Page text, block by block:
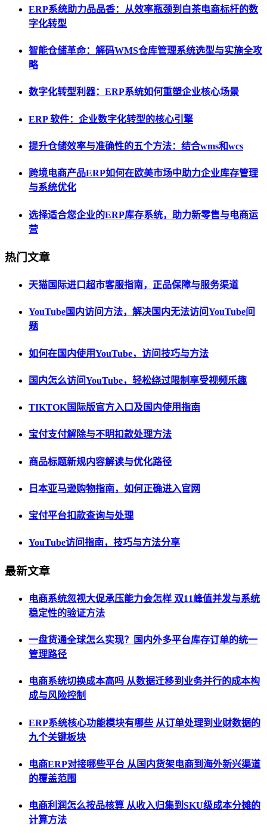
ERP系统助力品品香：从效率瓶颈到白茶电商标杆的数
字化转型
智能仓储革命：解码WMS仓库管理系统选型与实施全攻
略
数字化转型利器：ERP系统如何重塑企业核心场景
ERP 软件：企业数字化转型的核心引擎
提升仓储效率与准确性的五个方法：结合wms和wcs
跨境电商产品ERP如何在欧美市场中助力企业库存管理
与系统优化
选择适合您企业的ERP库存系统，助力新零售与电商运
营
热门文章
天猫国际进口超市客服指南，正品保障与服务渠道
YouTube国内访问方法，解决国内无法访问YouTube问
题
如何在国内使用YouTube，访问技巧与方法
国内怎么访问YouTube，轻松绕过限制享受视频乐趣
TIKTOK国际版官方入口及国内使用指南
宝付支付解除与不明扣款处理方法
商品标题新规内容解读与优化路径
日本亚马逊购物指南，如何正确进入官网
宝付平台扣款查询与处理
YouTube访问指南，技巧与方法分享
最新文章
电商系统忽视大促承压能力会怎样 双11峰值并发与系统
稳定性的验证方法
一盘货通全球怎么实现？国内外多平台库存订单的统一
管理路径
电商系统切换成本高吗 从数据迁移到业务并行的成本构
成与风险控制
ERP系统核心功能模块有哪些 从订单处理到业财数据的
九个关键板块
电商ERP对接哪些平台 从国内货架电商到海外新兴渠道
的覆盖范围
电商利润怎么按品核算 从收入归集到SKU级成本分摊的
计算方法